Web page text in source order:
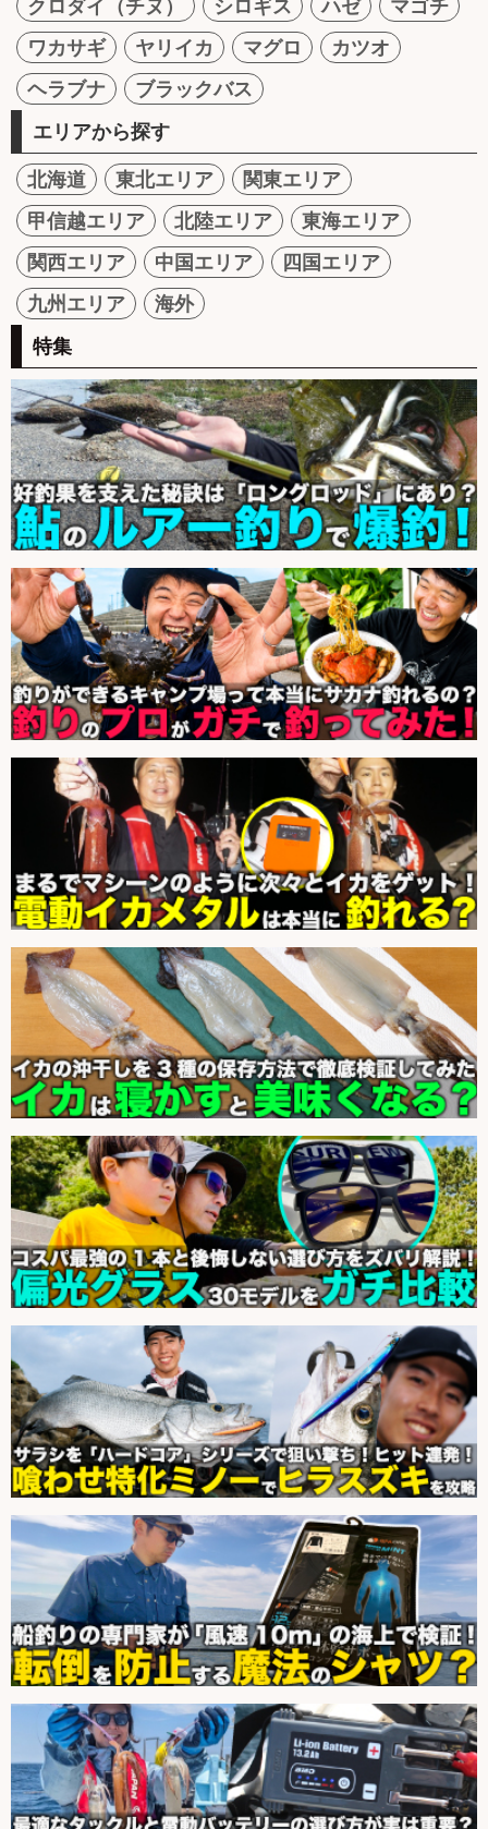
クロダイ（チヌ）
シロギス ハゼ
マゴチ
ワカサギ
ヤリイカ マグロ
カツオ
ヘラブナ
ブラックバス
エリアから探す
北海道 東北エリア
関東エリア
甲信越エリア
北陸エリア
東海エリア
関西エリア
中国エリア
四国エリア
九州エリア
海外
特集